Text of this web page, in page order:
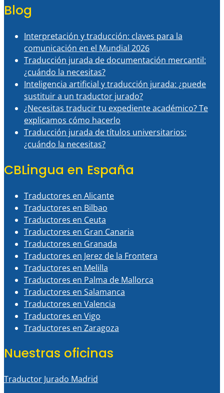
Blog
Interpretación y traducción: claves para la
comunicación en el Mundial 2026
Traducción jurada de documentación mercantil:
¿cuándo la necesitas?
Inteligencia artificial y traducción jurada: ¿puede
sustituir a un traductor jurado?
¿Necesitas traducir tu expediente académico? Te
explicamos cómo hacerlo
Traducción jurada de títulos universitarios:
¿cuándo la necesitas?
CBLingua en España
Traductores en Alicante
Traductores en Bilbao
Traductores en Ceuta
Traductores en Gran Canaria
Traductores en Granada
Traductores en Jerez de la Frontera
Traductores en Melilla
Traductores en Palma de Mallorca
Traductores en Salamanca
Traductores en Valencia
Traductores en Vigo
Traductores en Zaragoza
Nuestras oficinas
Traductor Jurado Madrid